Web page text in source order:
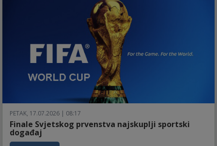
PETAK, 17.07.2026 | 08:17
Finale Svjetskog prvenstva najskuplji sportski
događaj